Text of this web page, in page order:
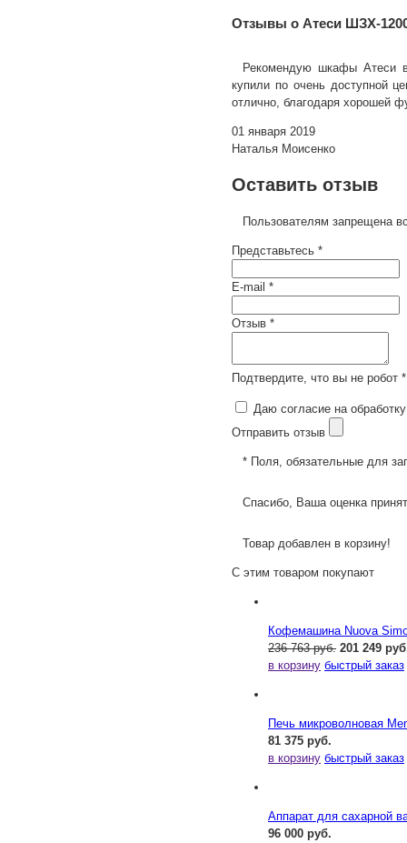
Отзывы о Атеси ШЗХ-
Рекомендую шкафы Атеси
купили по очень доступной
отлично, благодаря хорошей
01 января 2019
Наталья Моисенко
Оставить отзыв
Пользователям запрещена
Представьтесь *
E-mail *
Отзыв *
Подтвердите, что вы не робот *
Даю согласие на
Отправить отзыв
* Поля, обязательные для
Спасибо, Ваша оценка
Товар добавлен в корзину!
С этим товаром покупают
Кофемашина Nuova
236 763 руб. 201 249
в корзину быстрый заказ
Печь микроволновая
81 375 руб.
в корзину быстрый заказ
Аппарат для сахарной
96 000 руб.